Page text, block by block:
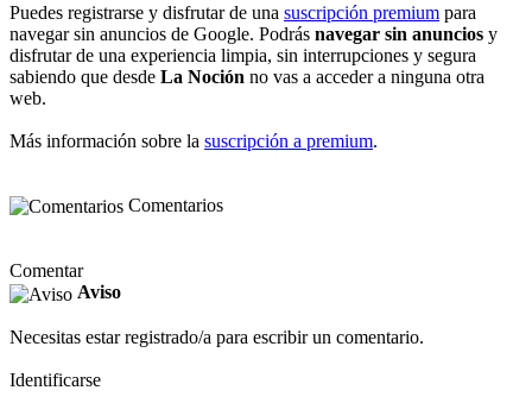
Puedes registrarse y disfrutar de una suscripción premium para
navegar sin anuncios de Google. Podrás navegar sin anuncios y
disfrutar de una experiencia limpia, sin interrupciones y segura
sabiendo que desde La Noción no vas a acceder a ninguna otra
web.
Más información sobre la suscripción a premium.
Comentarios
Comentar
Aviso
Necesitas estar registrado/a para escribir un comentario.
Identificarse